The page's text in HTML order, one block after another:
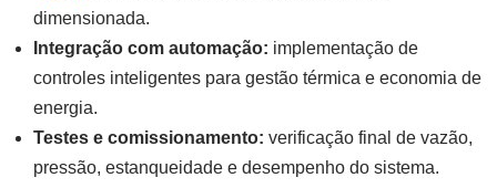
dimensionada.
Integração com automação: implementação de
controles inteligentes para gestão térmica e economia de
energia.
Testes e comissionamento: verificação final de vazão,
pressão, estanqueidade e desempenho do sistema.